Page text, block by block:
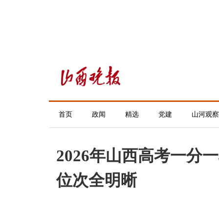
首页 政闻 精选 党建 山河观察
2026年山西高考一分
位次全明晰